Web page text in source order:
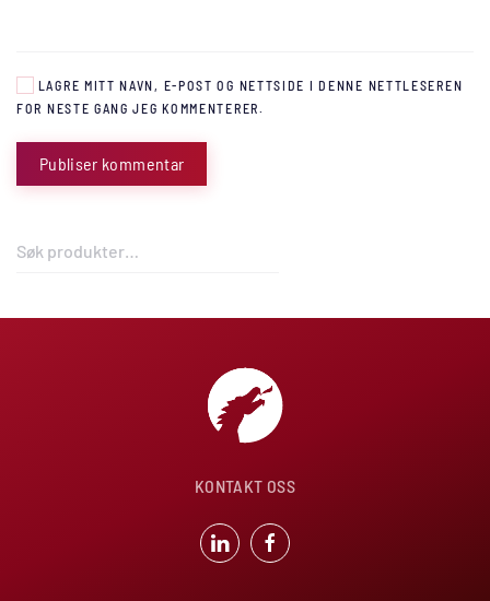
LAGRE MITT NAVN, E-POST OG NETTSIDE I DENNE NETTLESEREN
FOR NESTE GANG JEG KOMMENTERER.
Publiser kommentar
Søk
KONTAKT OSS